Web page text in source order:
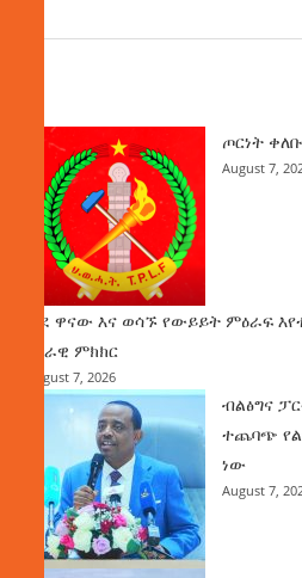
ጦርነት
August 7,
ወደ ዋናው እና ወሳኙ የውይይት ምዕራፍ
ሀገራዊ ምክክር
August 7, 2026
ብልፅግና
ተጨባጭ
ነው
August 7,